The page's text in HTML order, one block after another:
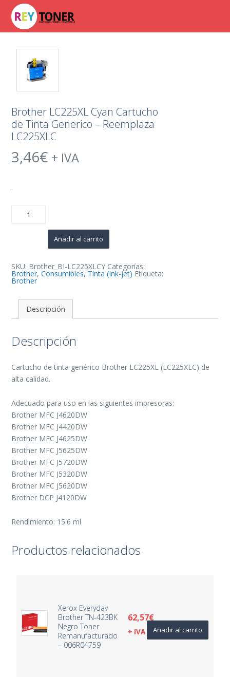
Brother LC225XL Cyan Cartucho
de Tinta Generico – Reemplaza
LC225XLC
3,46€ + IVA
.
LC225XL
Reemplaza
LC225XLC
cantidad
Añadir al carrito
SKU: Brother_BI-LC225XLCY Categorías:
Brother,Consumibles, Tinta (Ink-jet) Etiqueta:
Brother
Descripción
Descripción
Cartucho de tinta genérico Brother LC225XL (LC225XLC) de
alta calidad.
Adecuado para uso en las siguientes impresoras:
Brother MFC J4620DW
Brother MFC J4420DW
Brother MFC J4625DW
Brother MFC J5625DW
Brother MFC J5720DW
Brother MFC J5320DW
Brother MFC J5620DW
Brother DCP J4120DW
Rendimiento: 15.6 ml
Productos relacionados
Xerox Everyday
Brother TN-423BK
Negro Toner
Remanufacturado
– 006R04759
62,57€
+ IVA Añadir al carrito